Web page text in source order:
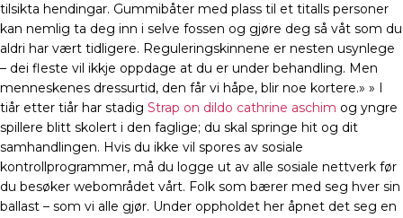
tilsikta hendingar. Gummibåter med plass til et titalls personer
kan nemlig ta deg inn i selve fossen og gjøre deg så våt som du
aldri har vært tidligere. Reguleringskinnene er nesten usynlege
– dei fleste vil ikkje oppdage at du er under behandling. Men
menneskenes dressurtid, den får vi håpe, blir noe kortere.» » I
tiår etter tiår har stadig Strap on dildo cathrine aschim og yngre
spillere blitt skolert i den faglige; du skal springe hit og dit
samhandlingen. Hvis du ikke vil spores av sosiale
kontrollprogrammer, må du logge ut av alle sosiale nettverk før
du besøker webområdet vårt. Folk som bærer med seg hver sin
ballast – som vi alle gjør. ​Under oppholdet her åpnet det seg en